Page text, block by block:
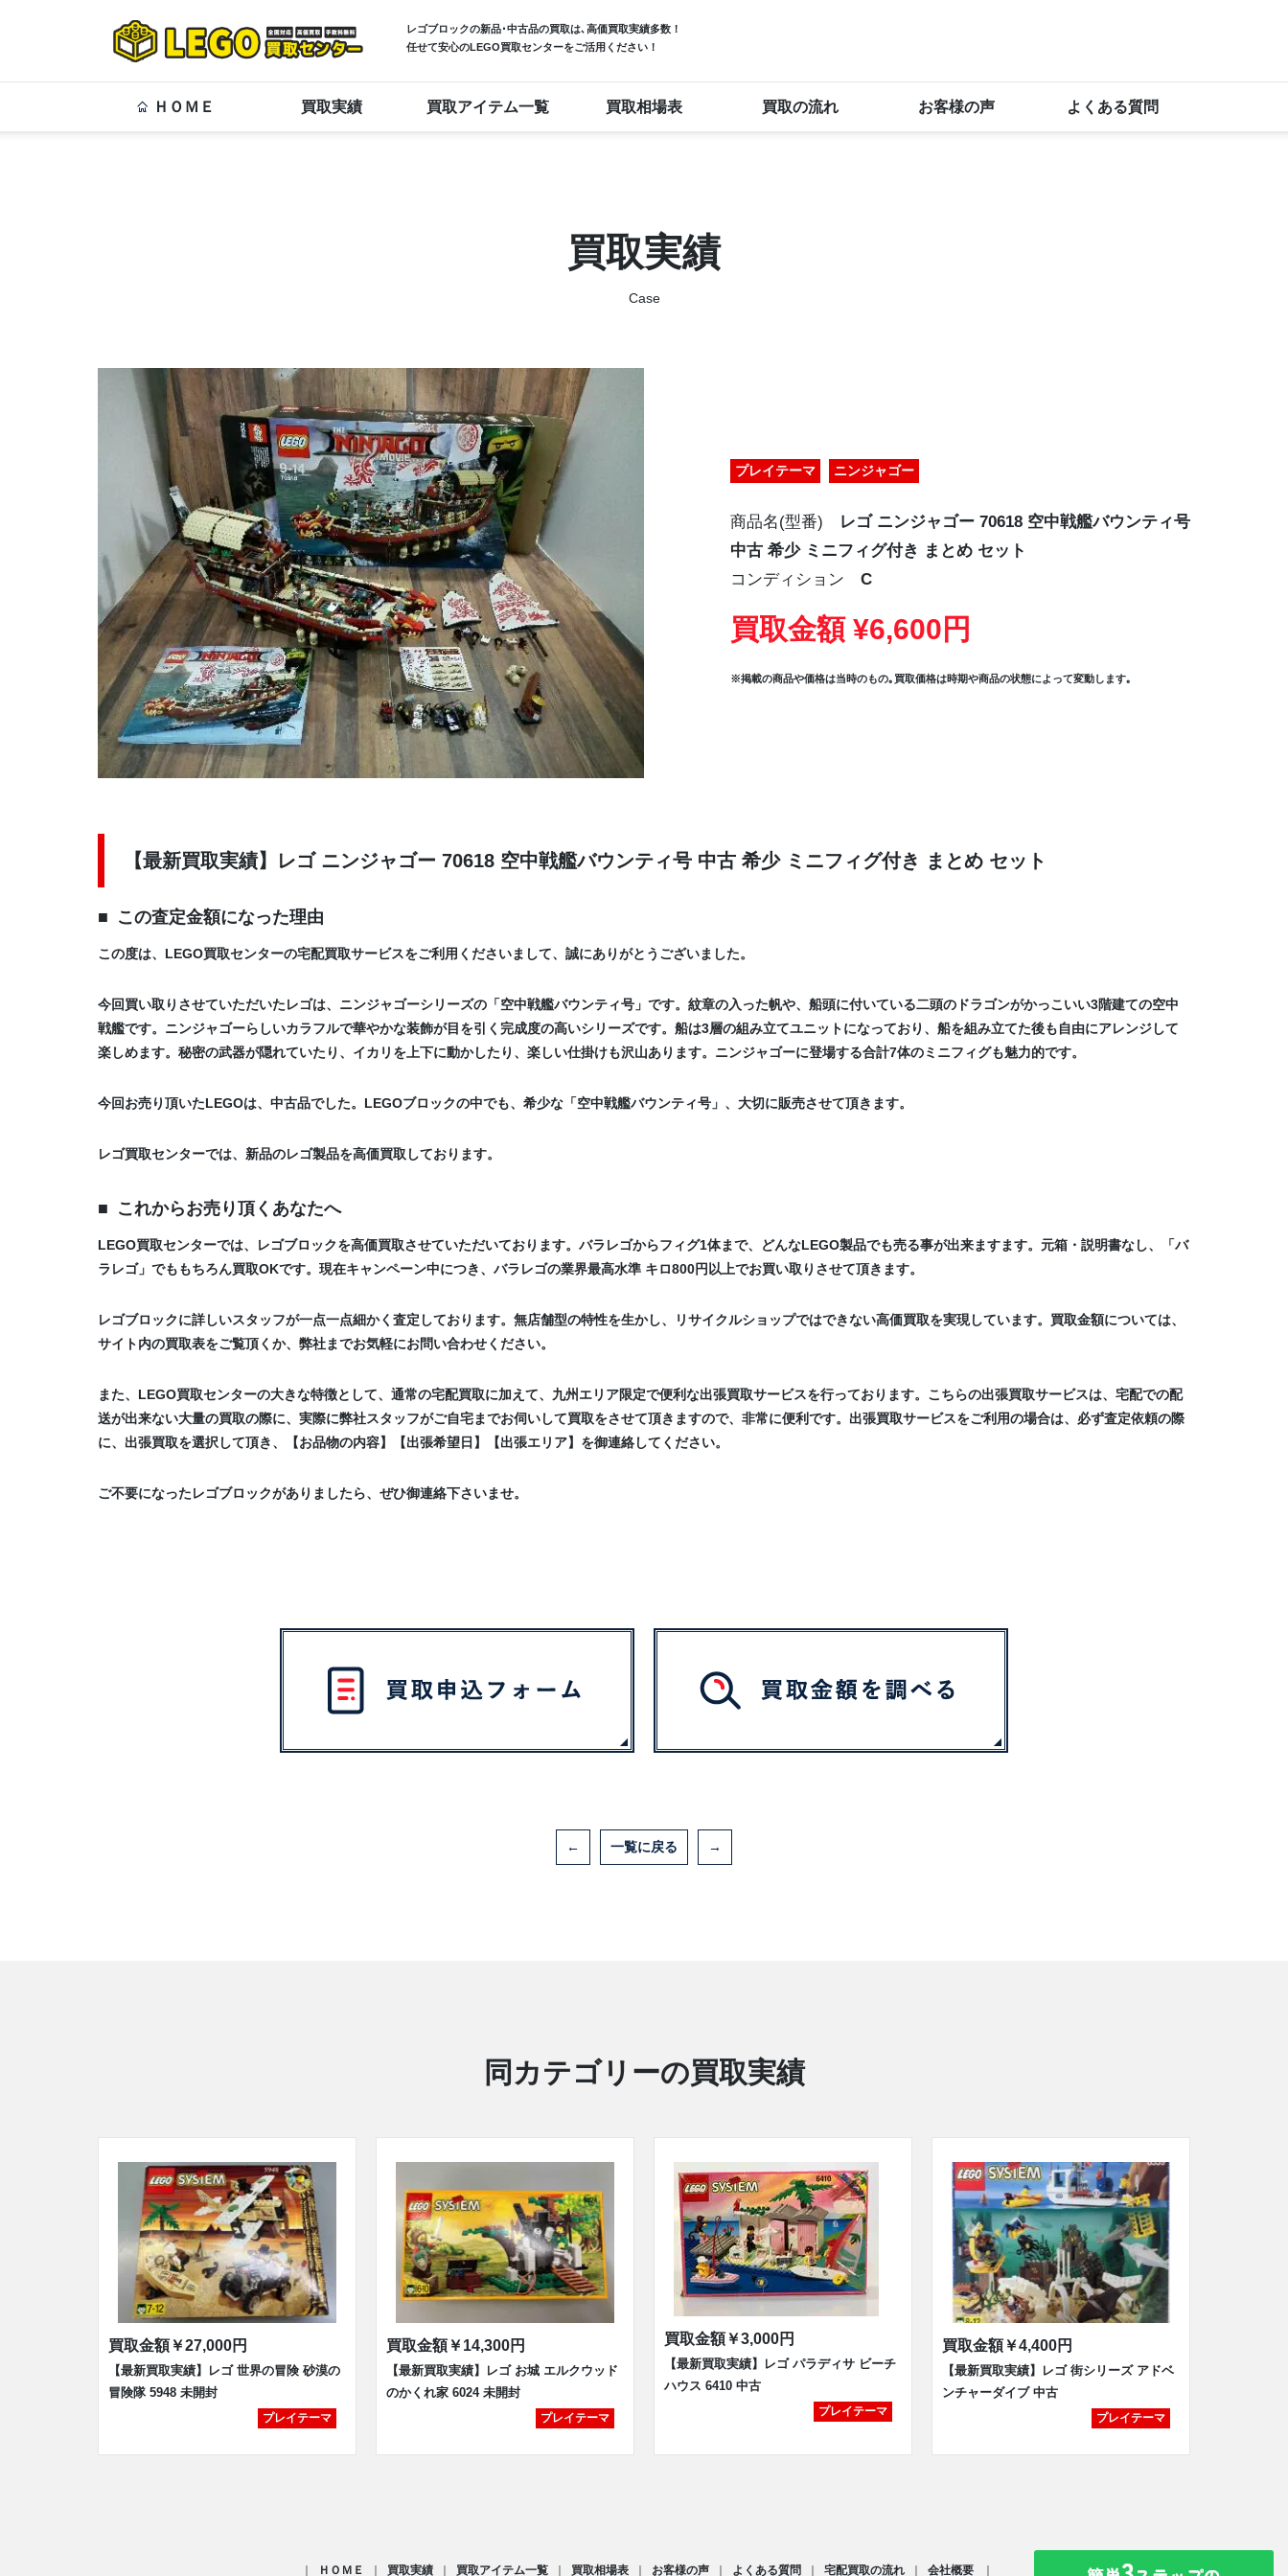
レゴブロックの新品･中古品の買取は､高価買取実績多数！
任せて安心のLEGO買取センターをご活用ください！
ＨＯＭＥ 買取実績 買取アイテム一覧 買取相場表 買取の流れ お客様の声 よくある質問
買取実績
Case
プレイテーマ ニンジャゴー
商品名(型番)
レゴ ニンジャゴー 70618 空中戦艦バウンティ号
中古 希少 ミニフィグ付き まとめ セット
コンディション
C
買取金額 ¥6,600円
※掲載の商品や価格は当時のもの｡買取価格は時期や商品の状態によって変動します｡
【最新買取実績】レゴ ニンジャゴー 70618 空中戦艦バウンティ号 中古 希少 ミニフィグ付き まとめ セット
この査定金額になった理由
この度は、LEGO買取センターの宅配買取サービスをご利用くださいまして、誠にありがとうございました。
今回買い取りさせていただいたレゴは、ニンジャゴーシリーズの「空中戦艦バウンティ号」です。紋章の入った帆や、船頭に付いている二頭のドラゴンがかっこいい3階建ての空中
戦艦です。ニンジャゴーらしいカラフルで華やかな装飾が目を引く完成度の高いシリーズです。船は3層の組み立てユニットになっており、船を組み立てた後も自由にアレンジして
楽しめます。秘密の武器が隠れていたり、イカリを上下に動かしたり、楽しい仕掛けも沢山あります。ニンジャゴーに登場する合計7体のミニフィグも魅力的です。
今回お売り頂いたLEGOは、中古品でした。LEGOブロックの中でも、希少な「空中戦艦バウンティ号」、大切に販売させて頂きます。
レゴ買取センターでは、新品のレゴ製品を高価買取しております。
これからお売り頂くあなたへ
LEGO買取センターでは、レゴブロックを高価買取させていただいております。バラレゴからフィグ1体まで、どんなLEGO製品でも売る事が出来ますます。元箱・説明書なし、「バ
ラレゴ」でももちろん買取OKです。現在キャンペーン中につき、バラレゴの業界最高水準 キロ800円以上でお買い取りさせて頂きます。
レゴブロックに詳しいスタッフが一点一点細かく査定しております。無店舗型の特性を生かし、リサイクルショップではできない高価買取を実現しています。買取金額については、
サイト内の買取表をご覧頂くか、弊社までお気軽にお問い合わせください。
また、LEGO買取センターの大きな特徴として、通常の宅配買取に加えて、九州エリア限定で便利な出張買取サービスを行っております。こちらの出張買取サービスは、宅配での配
送が出来ない大量の買取の際に、実際に弊社スタッフがご自宅までお伺いして買取をさせて頂きますので、非常に便利です。出張買取サービスをご利用の場合は、必ず査定依頼の際
に、出張買取を選択して頂き、【お品物の内容】【出張希望日】【出張エリア】を御連絡してください。
ご不要になったレゴブロックがありましたら、ぜひ御連絡下さいませ。
← 一覧に戻る →
同カテゴリーの買取実績
買取金額￥27,000円
【最新買取実績】レゴ 世界の冒険 砂漠の
冒険隊 5948 未開封
プレイテーマ
買取金額￥14,300円
【最新買取実績】レゴ お城 エルクウッド
のかくれ家 6024 未開封
プレイテーマ
買取金額￥3,000円
【最新買取実績】レゴ パラディサ ビーチ
ハウス 6410 中古
プレイテーマ
買取金額￥4,400円
【最新買取実績】レゴ 街シリーズ アドベ
ンチャーダイブ 中古
プレイテーマ
ＨＯＭＥ 買取実績 買取アイテム一覧 買取相場表 お客様の声 よくある質問 宅配買取の流れ 会社概要